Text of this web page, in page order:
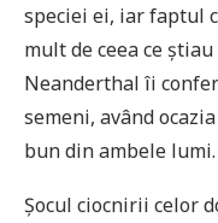
speciei ei, iar faptul
mult de ceea ce
Neanderthal îi
semeni, având
bun din ambele lumi.
Șocul ciocnirii celor